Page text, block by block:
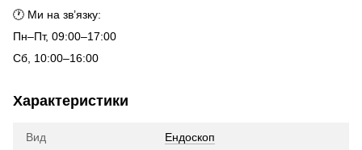
🕐 Ми на зв’язку:
Пн–Пт, 09:00–17:00
Сб, 10:00–16:00
Характеристики
Вид Ендоскоп